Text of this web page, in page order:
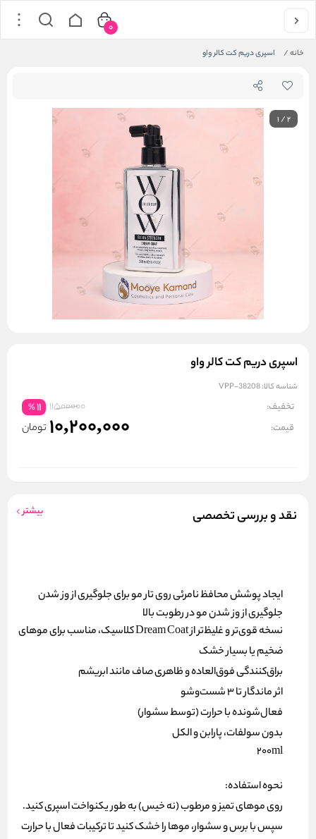
خانه/ اسپری دریم کت کالر واو
0
1/2
اسپری دریم کت کالر واو
شناسه کالا:VPP-38208
تخفیف: 11500000
11
%
قیمت: 10,200,000 تومان
نقد و بررسی تخصصی بیشتر
ایجاد پوشش محافظ نامرئی روی تار مو برای جلوگیری از وز شدن
جلوگیری از وز شدن مو در رطوبت بالا
نسخه قوی‌تر و غلیظ‌تر از Dream Coat کلاسیک، مناسب برای موهای
ضخیم یا بسیار خشک
براق‌کنندگی فوق‌العاده و ظاهری صاف مانند ابریشم
اثر ماندگار تا ۳ شست‌وشو
فعال‌شونده با حرارت (توسط سشوار)
بدون سولفات، پارابن و الکل
200ml
نحوه استفاده:
روی موهای تمیز و مرطوب (نه خیس) به طور یکنواخت اسپری کنید.
سپس با برس و سشوار، موها را خشک کنید تا ترکیبات فعال با حرارت